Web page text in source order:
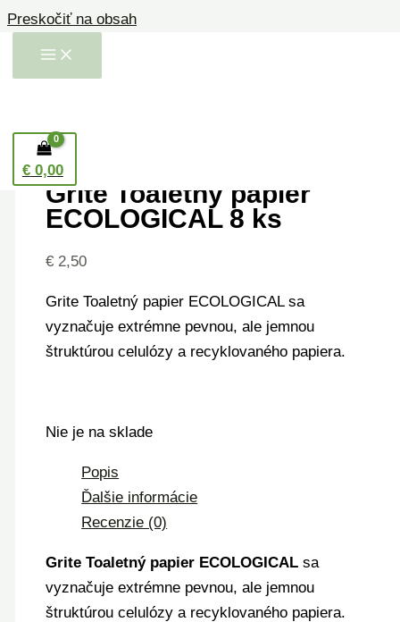
Preskočiť na obsah
€0,00
Papierová hygiena
Grite Toaletný papier
ECOLOGICAL 8 ks
€ 2,50
Grite Toaletný papier ECOLOGICAL sa
vyznačuje extrémne pevnou, ale jemnou
štruktúrou celulózy a recyklovaného papiera.
Nie je na sklade
Popis
Ďalšie informácie
Recenzie (0)
Grite Toaletný papier ECOLOGICAL sa
vyznačuje extrémne pevnou, ale jemnou
štruktúrou celulózy a recyklovaného papiera.